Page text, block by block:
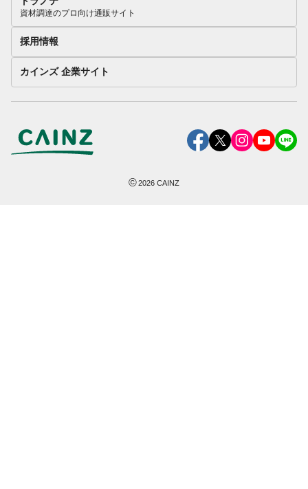
資材調達のプロ向け通販サイト
採用情報
カインズ 企業サイト
©2026 CAINZ